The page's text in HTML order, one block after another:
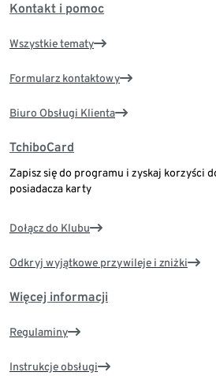
Kontakt i pomoc
Wszystkie tematy
Formularz kontaktowy
Biuro Obsługi Klienta
TchiboCard
Zapisz się do programu i zyskaj korzyści
posiadacza karty
Dołącz do Klubu
Odkryj wyjątkowe przywileje i zniżki
Więcej informacji
Regulaminy
Instrukcje obsługi